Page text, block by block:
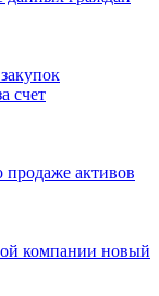
счет
активов
компании новый